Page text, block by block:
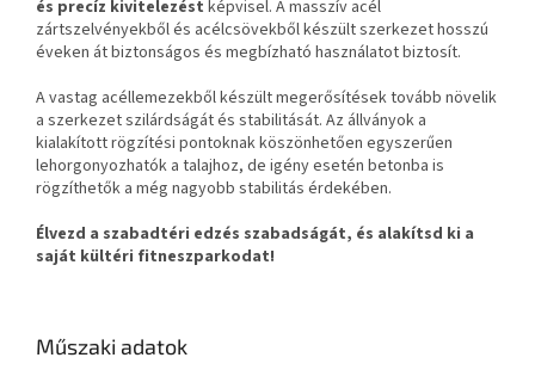
és precíz kivitelezést képvisel. A masszív acél
zártszelvényekből és acélcsövekből készült szerkezet hosszú
éveken át biztonságos és megbízható használatot biztosít.
A vastag acéllemezekből készült megerősítések tovább növelik
a szerkezet szilárdságát és stabilitását. Az állványok a
kialakított rögzítési pontoknak köszönhetően egyszerűen
lehorgonyozhatók a talajhoz, de igény esetén betonba is
rögzíthetők a még nagyobb stabilitás érdekében.
Élvezd a szabadtéri edzés szabadságát, és alakítsd ki a
saját kültéri fitneszparkodat!
Műszaki adatok